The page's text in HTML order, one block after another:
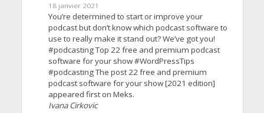
18 janvier 2021
You’re determined to start or improve your
podcast but don’t know which podcast software to
use to really make it stand out? We’ve got you!
#podcasting Top 22 free and premium podcast
software for your show #WordPressTips
#podcasting The post 22 free and premium
podcast software for your show [2021 edition]
appeared first on Meks.
Ivana Cirkovic